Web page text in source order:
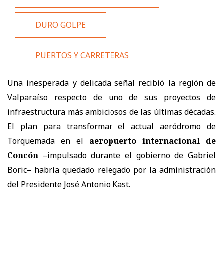
DURO GOLPE
PUERTOS Y CARRETERAS
Una inesperada y delicada señal recibió la región de
Valparaíso respecto de uno de sus proyectos de
infraestructura más ambiciosos de las últimas décadas.
El plan para transformar el actual aeródromo de
Torquemada en el aeropuerto internacional de
Concón –impulsado durante el gobierno de Gabriel
Boric– habría quedado relegado por la administración
del Presidente José Antonio Kast.